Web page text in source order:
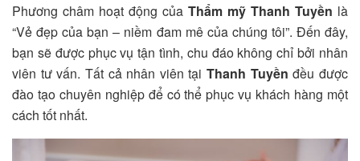
Phương châm hoạt động của Thẩm mỹ Thanh Tuyền là
“Vẻ đẹp của bạn – niềm đam mê của chúng tôi”. Đến đây,
bạn sẽ được phục vụ tận tình, chu đáo không chỉ bởi nhân
viên tư vấn. Tất cả nhân viên tạiThanh Tuyền đều được
đào tạo chuyên nghiệp để có thể phục vụ khách hàng một
cách tốt nhất.